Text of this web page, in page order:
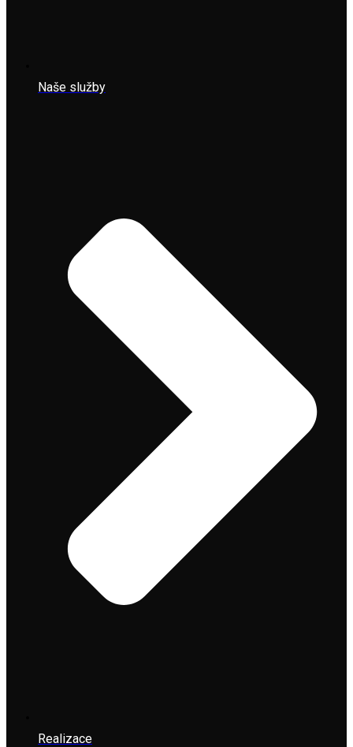
Naše služby
Realizace